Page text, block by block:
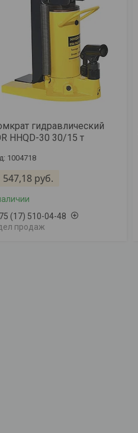
гидравлический
HHQD-30 30/15 т
1004718
547,18 руб.
(17) 510-04-48
продаж